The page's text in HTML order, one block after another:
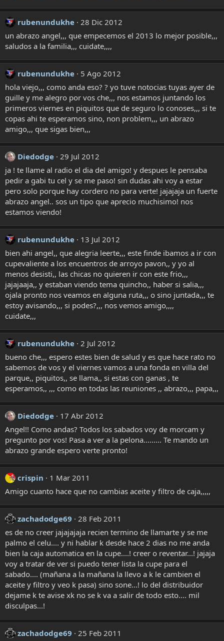
rubenundukhe 28 Dic 2012
un abrazo angel,,, que empecemos el 2013 lo mejor posible,,,
saludos a la familia,,, cuidate,,,,
rubenundukhe
5 Ago 2012
hola viejo,,, como anda eso? ? yo tuve notocias tuyas ayer de
guille y me alegro por vos che,,, nos estamos juntando los
primeros viernes en piquitos que de seguro lo conoses,,, si te
copas ahi te esperamos sino, non problem,,, un abrazo
amigo,,, que sigas bien,,,
Diedodge 29 Jul 2012
ja ! te llame al radio el dia del amigo! y despues le pensaba
pedir a gabi tu cel y se me paso! sin dudas ahi voy a estar
pero solo porque hay cordero no para verte! jajajaja un fuerte
abrazo angel.. sos un tipo que aprecio muchisimo! nos
estamos viendo!
rubenundukhe
13 Jul 2012
bien ahi angel,, que alegria leerte,,, este finde ibamos a ir con
cupevaliente a los encuentros de arroyo pavon,, y yo al
menos desisti,, las chicas no quieren ir con este frio,,,
jajajaaja,, y estaban viendo tema quincho,, haber si salia,,,
ojala pronto nos veamos en alguna ruta,,, o sino juntada,,, te
estoy avisando,,, si podes?,,, nos vemos amigo,,,,
cuidate,,,
rubenundukhe 2 Jul 2012
bueno che,,, espero estes bien de salud y es que hace rato no
sabemos de vos y el viernes vamos a una fonda en villa del
parque,, piquitos,, se llama,, si estas con ganas , te
esperamos,, ,,, como en todas las reuniones ,, abrazo,,, papa,,,
Diedodge
17 Abr 2012
Angel!! Como andas? Todos los sabados voy de morcam y
pregunto por vos! Pasa a ver a la pelona......... Te mando un
abrazo grande espero verte pronto!
crispin
1 Mar 2011
Amigo cuanto hace que no cambias aceite y filtro de caja,,,,,
zachadodge69
28 Feb 2011
es de no creer jajajajaja recien termino de llamarte y se me
palmo el celu.... y ni hablar k desde hace 2 dias no me anda
bien la caja automatica en la cupe....! creer o reventar...! jajaja
voy a tratar de ver si puedo tener lista la cupe para el
sabado.... (mañana a la mañana la llevo a k le cambien el
aceite y filtro y veo k pasa) sino sone...! lo del distribuidor
dejame k te avise xk no se k va a salir de todo esto.... mil
disculpas...!
zachadodge69
25 Feb 2011